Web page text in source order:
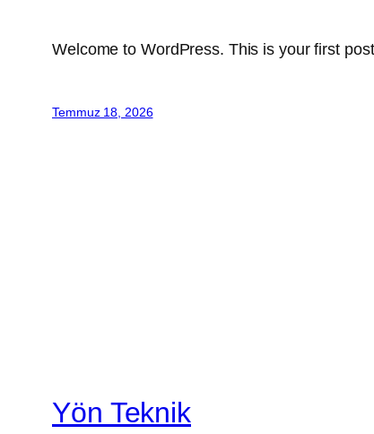
Welcome to WordPress. This is your first
Temmuz 18, 2026
Yön Teknik